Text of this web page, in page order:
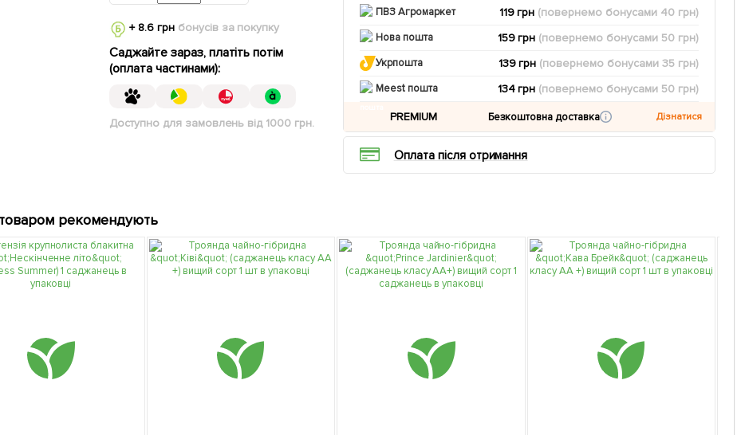
+ 8.6 грнбонусів за покупку
Саджайте зараз, платіть потім
(оплата частинами):
Доступно для замовлень від 1000 грн.
ПВЗ Агромаркет 119 грн (повернемо бонусами 40 грн)
Нова пошта 159 грн (повернемо бонусами 50 грн)
Укрпошта 139 грн (повернемо бонусами35 грн)
Meest пошта 134 грн (повернемо бонусами 50 грн)
PREMIUM Безкоштовна доставка Дізнатися
Оплата після отримання
рекомендують